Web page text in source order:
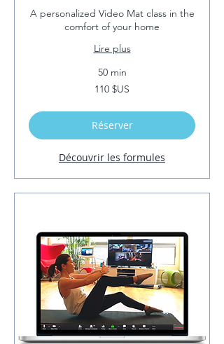
A personalized Video Mat class in the
comfort of your home
Lire plus
50 min
Unis
110 $US
Réserver
Découvrir les formules